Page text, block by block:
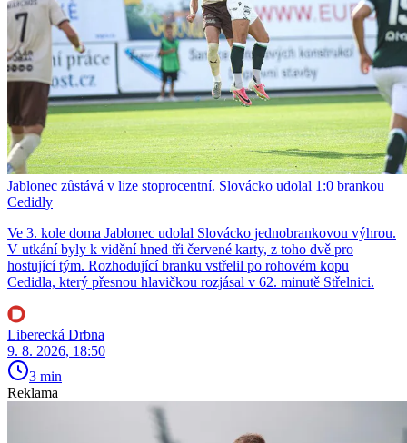
Jablonec zůstává v lize stoprocentní. Slovácko udolal 1:0 brankou
Cedidly
Ve 3. kole doma Jablonec udolal Slovácko jednobrankovou výhrou.
V utkání byly k vidění hned tři červené karty, z toho dvě pro
hostující tým. Rozhodující branku vstřelil po rohovém kopu
Cedidla, který přesnou hlavičkou rozjásal v 62. minutě Střelnici.
Liberecká Drbna
9. 8. 2026, 18:50
3 min
Reklama